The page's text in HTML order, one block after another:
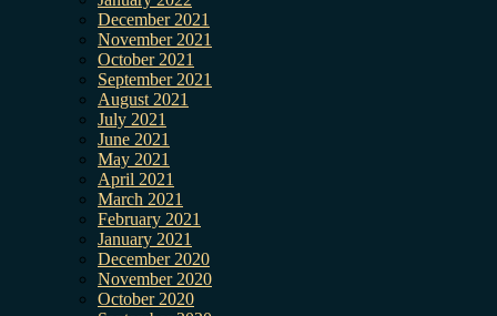
December 2021
November 2021
October 2021
September 2021
August 2021
July 2021
June 2021
May 2021
April 2021
March 2021
February 2021
January 2021
December 2020
November 2020
October 2020